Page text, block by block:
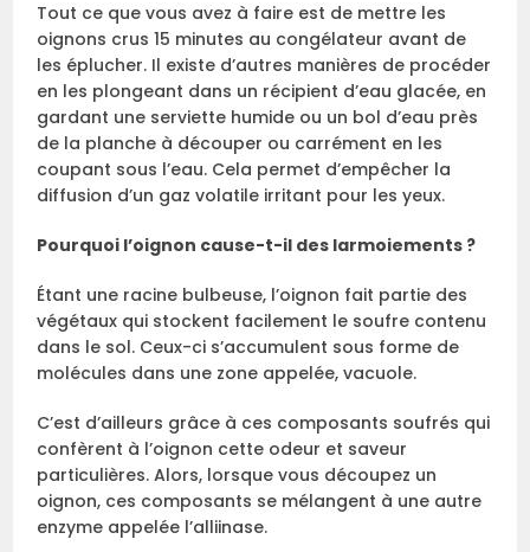
Tout ce que vous avez à faire est de mettre les
oignons crus 15 minutes au congélateur avant de
les éplucher. Il existe d’autres manières de procéder
en les plongeant dans un récipient d’eau glacée, en
gardant une serviette humide ou un bol d’eau près
de la planche à découper ou carrément en les
coupant sous l’eau. Cela permet d’empêcher la
diffusion d’un gaz volatile irritant pour les yeux.
Pourquoi l’oignon cause-t-il des larmoiements ?
Étant une racine bulbeuse, l’oignon fait partie des
végétaux qui stockent facilement le soufre contenu
dans le sol. Ceux-ci s’accumulent sous forme de
molécules dans une zone appelée, vacuole.
C’est d’ailleurs grâce à ces composants soufrés qui
confèrent à l’oignon cette odeur et saveur
particulières. Alors, lorsque vous découpez un
oignon, ces composants se mélangent à une autre
enzyme appelée l’alliinase.